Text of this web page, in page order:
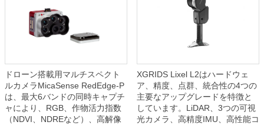
ドローン搭載用マルチスペクト
ルカメラMicaSense RedEdge-P
は、最大6バンドの同時キャプチ
ャにより、RGB、作物活力指数
（NDVI、NDREなど）、高解像
XGRIDS Lixel L2はハードウェ
ア、精度、点群、統合性の4つの
主要なアップグレードを特徴と
しています。LiDAR、3つの可視
光カメラ、高精度IMU、高性能コ